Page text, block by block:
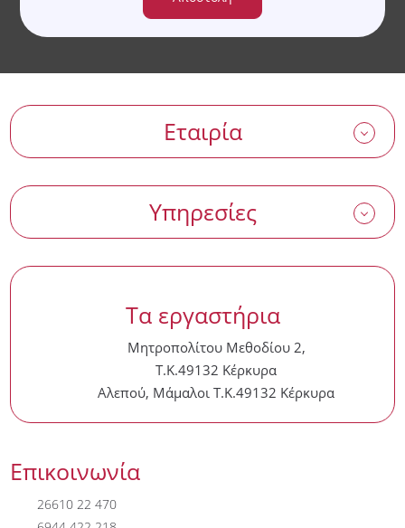
Εταιρία
Υπηρεσίες
Επικοινωνία
26610 22 470
Τα εργαστήρια
Μητροπολίτου Μεθοδίου 2,
Τ.Κ.49132 Κέρκυρα
Αλεπού, Μάμαλοι Τ.Κ.49132 Κέρκυρα